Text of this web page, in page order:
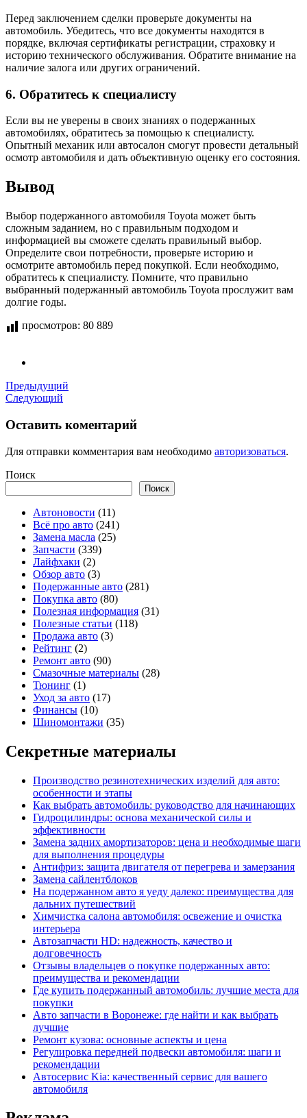
Перед заключением сделки проверьте документы на
автомобиль. Убедитесь, что все документы находятся в
порядке, включая сертификаты регистрации, страховку и
историю технического обслуживания. Обратите внимание на
наличие залога или других ограничений.
6. Обратитесь к специалисту
Если вы не уверены в своих знаниях о подержанных
автомобилях, обратитесь за помощью к специалисту.
Опытный механик или автосалон смогут провести детальный
осмотр автомобиля и дать объективную оценку его состояния.
Вывод
Выбор подержанного автомобиля Toyota может быть
сложным заданием, но с правильным подходом и
информацией вы сможете сделать правильный выбор.
Определите свои потребности, проверьте историю и
осмотрите автомобиль перед покупкой. Если необходимо,
обратитесь к специалисту. Помните, что правильно
выбранный подержанный автомобиль Toyota прослужит вам
долгие годы.
просмотров: 80 889
Предыдущий
Следующий
Оставить коментарий
Для отправки комментария вам необходимо авторизоваться.
Поиск
Поиск
Автоновости (11)
Всё про авто (241)
Замена масла (25)
Запчасти (339)
Лайфхаки (2)
Обзор авто (3)
Подержанные авто (281)
Покупка авто (80)
Полезная информация (31)
Полезные статьи (118)
Продажа авто (3)
Рейтинг (2)
Ремонт авто (90)
Смазочные материалы (28)
Тюнинг (1)
Уход за авто (17)
Финансы (10)
Шиномонтажи (35)
Секретные материалы
Производство резинотехнических изделий для авто:
особенности и этапы
Как выбрать автомобиль: руководство для начинающих
Гидроцилиндры: основа механической силы и
эффективности
Замена задних амортизаторов: цена и необходимые шаги
для выполнения процедуры
Антифриз: защита двигателя от перегрева и замерзания
Замена сайлентблоков
На подержанном авто я уеду далеко: преимущества для
дальних путешествий
Химчистка салона автомобиля: освежение и очистка
интерьера
Автозапчасти HD: надежность, качество и
долговечность
Отзывы владельцев о покупке подержанных авто:
преимущества и рекомендации
Где купить подержанный автомобиль: лучшие места для
покупки
Авто запчасти в Воронеже: где найти и как выбрать
лучшие
Ремонт кузова: основные аспекты и цена
Регулировка передней подвески автомобиля: шаги и
рекомендации
Автосервис Kia: качественный сервис для вашего
автомобиля